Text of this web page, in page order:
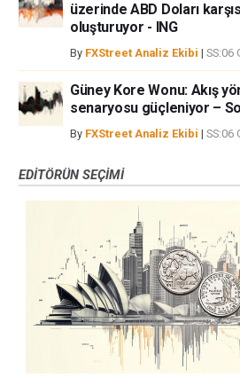
üzerinde ABD Doları
oluşturuyor - ING
By FXStreet Analiz Ekibi | SS:06
Güney Kore Wonu: Akış
senaryosu güçleniyor –
By FXStreet Analiz Ekibi | SS:06
EDITÖRÜN SEÇIMI